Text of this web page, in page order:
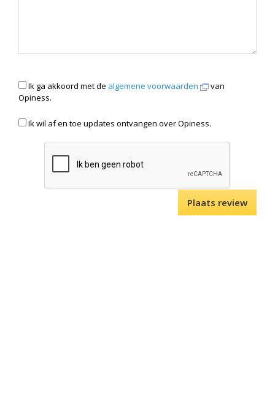
Ik ga akkoord met de algemene voorwaarden
van
Opiness.
Ik wil af en toe updates ontvangen over Opiness.